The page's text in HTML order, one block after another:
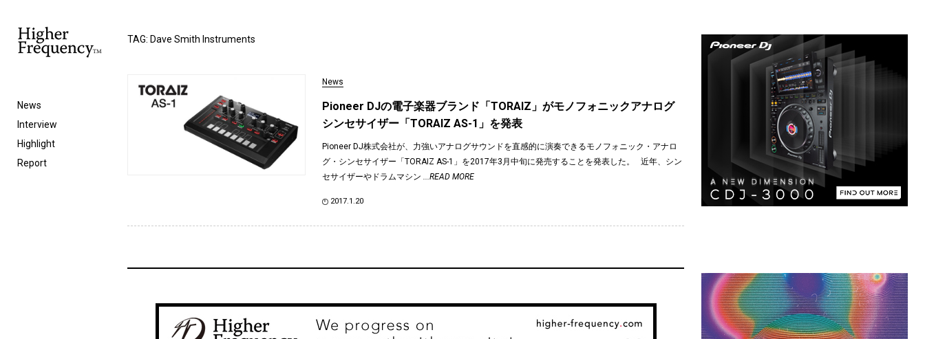
News
Interview
Highlight
Report
TAG: Dave Smith Instruments
News
Pioneer DJの電子楽器ブランド「TORAIZ」がモノフォニックアナログ
シンセサイザー「TORAIZ AS-1」を発表
Pioneer DJ株式会社が、力強いアナログサウンドを直感的に演奏できるモノフォニック・アナロ
グ・シンセサイザー「TORAIZ AS-1」を2017年3月中旬に発売することを発表した。 近年、シン
セサイザーやドラムマシン...READ MORE
2017.1.20